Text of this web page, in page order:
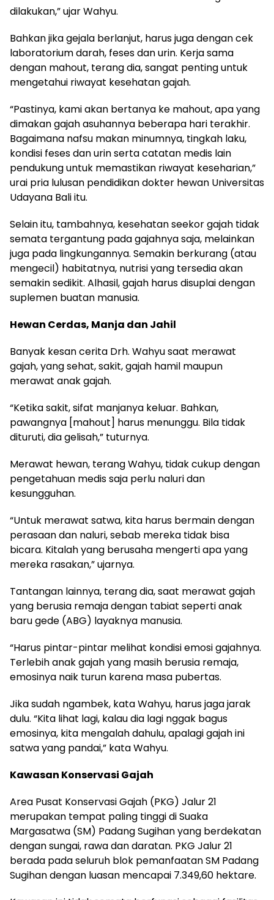
dilakukan,” ujar Wahyu.
Bahkan jika gejala berlanjut, harus juga dengan cek
laboratorium darah, feses dan urin. Kerja sama
dengan mahout, terang dia, sangat penting untuk
mengetahui riwayat kesehatan gajah.
“Pastinya, kami akan bertanya ke mahout, apa yang
dimakan gajah asuhannya beberapa hari terakhir.
Bagaimana nafsu makan minumnya, tingkah laku,
kondisi feses dan urin serta catatan medis lain
pendukung untuk memastikan riwayat keseharian,”
urai pria lulusan pendidikan dokter hewan Universitas
Udayana Bali itu.
Selain itu, tambahnya, kesehatan seekor gajah tidak
semata tergantung pada gajahnya saja, melainkan
juga pada lingkungannya. Semakin berkurang (atau
mengecil) habitatnya, nutrisi yang tersedia akan
semakin sedikit. Alhasil, gajah harus disuplai dengan
suplemen buatan manusia.
Hewan Cerdas, Manja dan Jahil
Banyak kesan cerita Drh. Wahyu saat merawat
gajah, yang sehat, sakit, gajah hamil maupun
merawat anak gajah.
“Ketika sakit, sifat manjanya keluar. Bahkan,
pawangnya [mahout] harus menunggu. Bila tidak
dituruti, dia gelisah,” tuturnya.
Merawat hewan, terang Wahyu, tidak cukup dengan
pengetahuan medis saja perlu naluri dan
kesungguhan.
“Untuk merawat satwa, kita harus bermain dengan
perasaan dan naluri, sebab mereka tidak bisa
bicara. Kitalah yang berusaha mengerti apa yang
mereka rasakan,” ujarnya.
Tantangan lainnya, terang dia, saat merawat gajah
yang berusia remaja dengan tabiat seperti anak
baru gede (ABG) layaknya manusia.
“Harus pintar-pintar melihat kondisi emosi gajahnya.
Terlebih anak gajah yang masih berusia remaja,
emosinya naik turun karena masa pubertas.
Jika sudah ngambek, kata Wahyu, harus jaga jarak
dulu. “Kita lihat lagi, kalau dia lagi nggak bagus
emosinya, kita mengalah dahulu, apalagi gajah ini
satwa yang pandai,” kata Wahyu.
Kawasan Konservasi Gajah
Area Pusat Konservasi Gajah (PKG) Jalur 21
merupakan tempat paling tinggi di Suaka
Margasatwa (SM) Padang Sugihan yang berdekatan
dengan sungai, rawa dan daratan. PKG Jalur 21
berada pada seluruh blok pemanfaatan SM Padang
Sugihan dengan luasan mencapai 7.349,60 hektare.